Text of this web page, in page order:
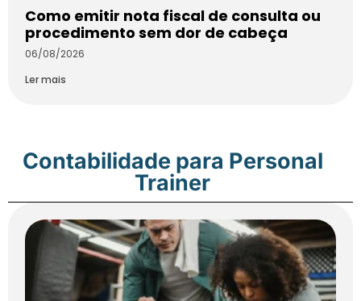
Como emitir nota fiscal de consulta ou
procedimento sem dor de cabeça
06/08/2026
Ler mais
Contabilidade para Personal
Trainer